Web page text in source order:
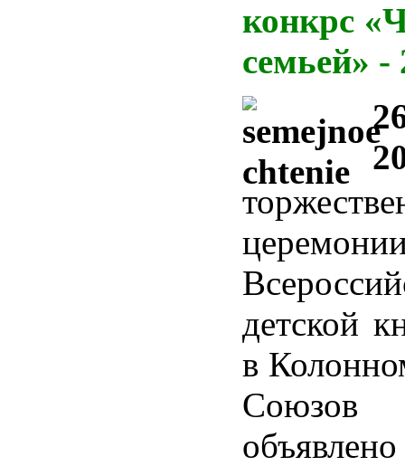
конкрс
семьей» -
детской
в